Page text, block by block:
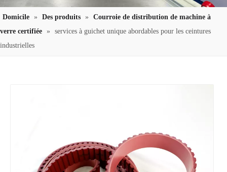
Domicile » Des produits »
Courroie de distribution de machine à
verre certifiée »
services à guichet unique abordables pour les ceintures
industrielles